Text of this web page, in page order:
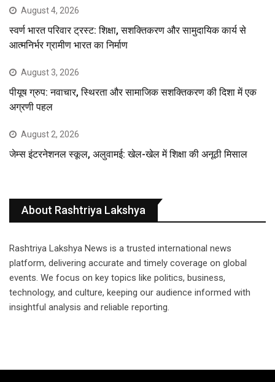
August 4, 2026
स्वर्ण भारत परिवार ट्रस्ट: शिक्षा, सशक्तिकरण और सामुदायिक कार्य से
आत्मनिर्भर ग्रामीण भारत का निर्माण
August 3, 2026
पीयूष ग्रुप: नवाचार, स्थिरता और सामाजिक सशक्तिकरण की दिशा में एक
अग्रणी पहल
August 2, 2026
जेम्स इंटरनेशनल स्कूल, अलुवामई: खेल-खेल में शिक्षा की अनूठी मिसाल
About Rashtriya Lakshya
Rashtriya Lakshya News is a trusted international news
platform, delivering accurate and timely coverage on global
events. We focus on key topics like politics, business,
technology, and culture, keeping our audience informed with
insightful analysis and reliable reporting.